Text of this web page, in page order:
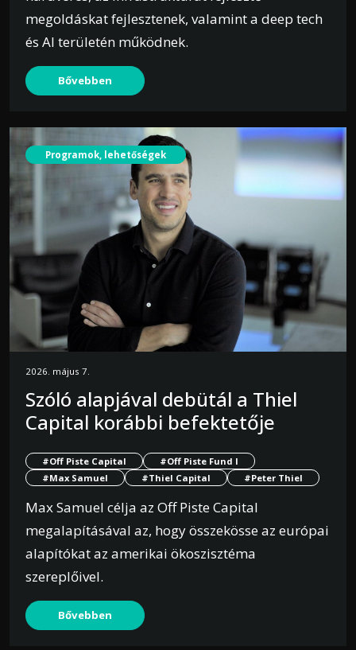
megoldáskat fejlesztenek, valamint a deep tech
és AI területén működnek.
Bővebben
Programok, lehetőségek
2026. május 7.
Szóló alapjával debütál a Thiel
Capital korábbi befektetője
#Off Piste Capital
#Off Piste Fund I
#Max Samuel
#Thiel Capital #Peter Thiel
Max Samuel célja az Off Piste Capital
megalapításával az, hogy összekösse az európai
alapítókat az amerikai ökoszisztéma
szereplőivel.
Bővebben